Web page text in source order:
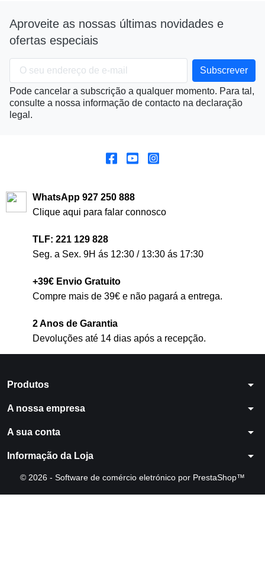
Aproveite as nossas últimas novidades e
ofertas especiais
Pode cancelar a subscrição a qualquer momento. Para tal,
consulte a nossa informação de contacto na declaração
legal.
WhatsApp 927 250 888
Clique aqui para falar connosco
TLF: 221 129 828
Seg. a Sex. 9H ás 12:30 / 13:30 ás 17:30
+39€ Envio Gratuito
Compre mais de 39€ e não pagará a entrega.
2 Anos de Garantia
Devoluções até 14 dias após a recepção.
Produtos arrow_drop_down
A nossa empresa arrow_drop_down
A sua conta arrow_drop_down
Informação da Loja arrow_drop_down
© 2026 - Software de comércio eletrónico por PrestaShop™